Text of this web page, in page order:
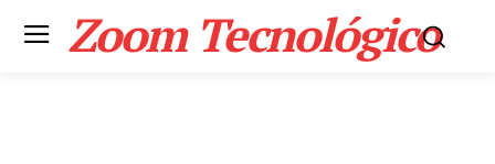
Zoom Tecnológico